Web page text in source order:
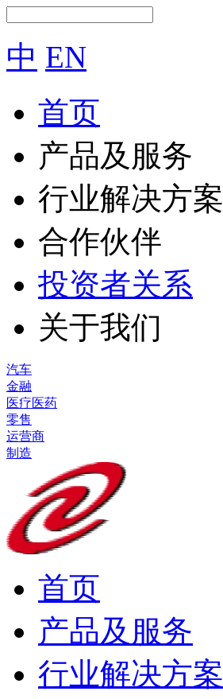
中 EN
首页
产品及服务
行业解决方案
合作伙伴
投资者关系
关于我们
汽车
金融
医疗医药
零售
运营商
制造
首页
产品及服务
行业解决方案